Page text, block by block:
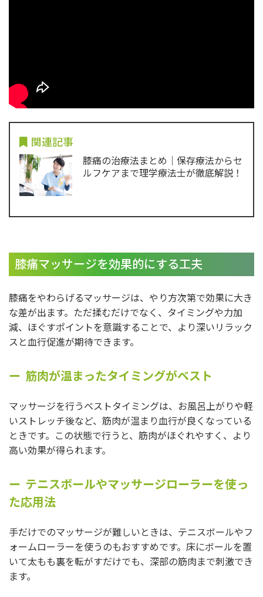
関連記事
膝痛の治療法まとめ｜保存療法からセ
ルフケアまで理学療法士が徹底解説！
膝痛マッサージを効果的にする工夫
膝痛をやわらげるマッサージは、やり方次第で効果に大き
な差が出ます。ただ揉むだけでなく、タイミングや力加
減、ほぐすポイントを意識することで、より深いリラック
スと血行促進が期待できます。
筋肉が温まったタイミングがベスト
マッサージを行うベストタイミングは、お風呂上がりや軽
いストレッチ後など、筋肉が温まり血行が良くなっている
ときです。この状態で行うと、筋肉がほぐれやすく、より
高い効果が得られます。
テニスボールやマッサージローラーを使っ
た応用法
手だけでのマッサージが難しいときは、テニスボールやフ
ォームローラーを使うのもおすすめです。床にボールを置
いて太もも裏を転がすだけでも、深部の筋肉まで刺激でき
ます。